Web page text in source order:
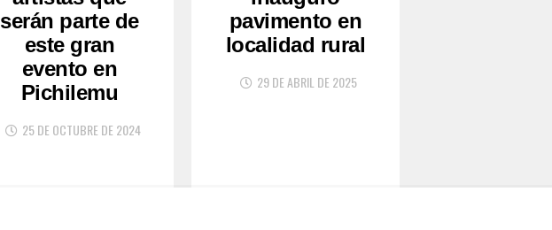
serán parte de
este gran
evento en
Pichilemu
25 DE OCTUBRE DE 2024
pavimento en
localidad rural
29 DE ABRIL DE 2025